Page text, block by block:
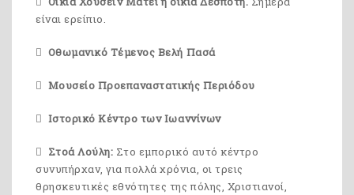
είναι ερείπιο.
Οθωμανικό Τέμενος Βελή Πασά
Μουσείο Προεπαναστατικής Περιόδου
Ιστορικό Κέντρο των Ιωαννίνων
Στοά Λούλη: Στο εμπορικό αυτό κέντρο
συνυπήρχαν, για πολλά χρόνια, οι τρεις
θρησκευτικές εθνότητες της πόλης, Χριστιανοί,